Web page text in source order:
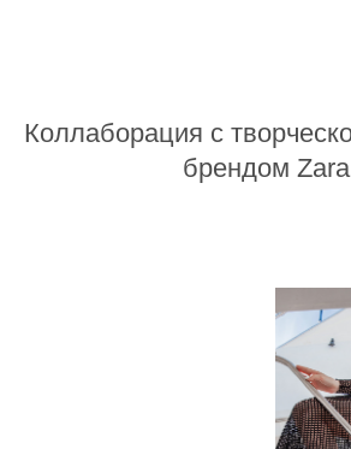
Коллаборация с
брендом